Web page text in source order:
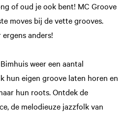
of oud je ook bent! MC Groove
moves bij de vette grooves.
anders!
weer een aantal
hun eigen groove laten horen en
hun roots. Ontdek de
de melodieuze jazzfolk van